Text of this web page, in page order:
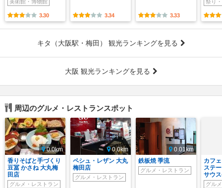
美術館・博物館
3.30 3.34 3.33
祭り
キタ（大阪駅・梅田） 観光ランキングを見る
大阪 観光ランキングを見る
周辺のグルメ・レストランスポット
0.0km
香りそばと手づくり
豆冨 かさね 大丸梅
田店
グルメ・レストラン
0.0km
ペシュ・レザン 大丸
梅田店
グルメ・レストラン
0.01km
鉄板焼 季流
グルメ・レストラン
カフ
ステ
サウ
グル